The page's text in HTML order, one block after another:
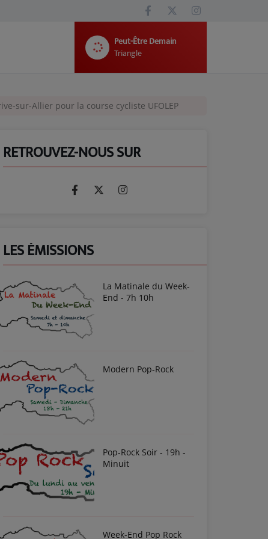
Peut-Être Demain
Triangle
sur-Allier pour la course cycliste UFOLEP
RETROUVEZ-NOUS SUR
LES ÉMISSIONS
La Matinale du Week-
End - 7h 10h
Modern Pop-Rock
Pop-Rock Soir - 19h -
Minuit
Week-End Pop Rock